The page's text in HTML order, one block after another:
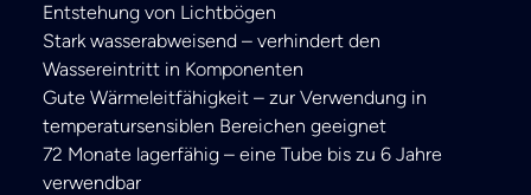
Entstehung von Lichtbögen
Stark wasserabweisend – verhindert den
Wassereintritt in Komponenten
Gute Wärmeleitfähigkeit – zur Verwendung in
temperatursensiblen Bereichen geeignet
72 Monate lagerfähig – eine Tube bis zu 6 Jahre
verwendbar